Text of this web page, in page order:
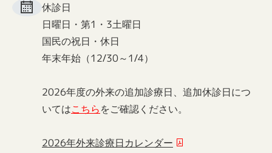
休診日
日曜日・第1・3土曜日
国民の祝日・休日
年末年始（12/30～1/4）
2026年度の外来の追加診療日、追加休診日につ
いてはこちらをご確認ください。
2026年外来診療日カレンダー